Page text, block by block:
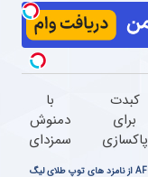
کبدت
برای
پاکسازی
سموم به
با
دمنوش
سمزدای
رونمایی AFC از نامزد های توپ طلای لیگ